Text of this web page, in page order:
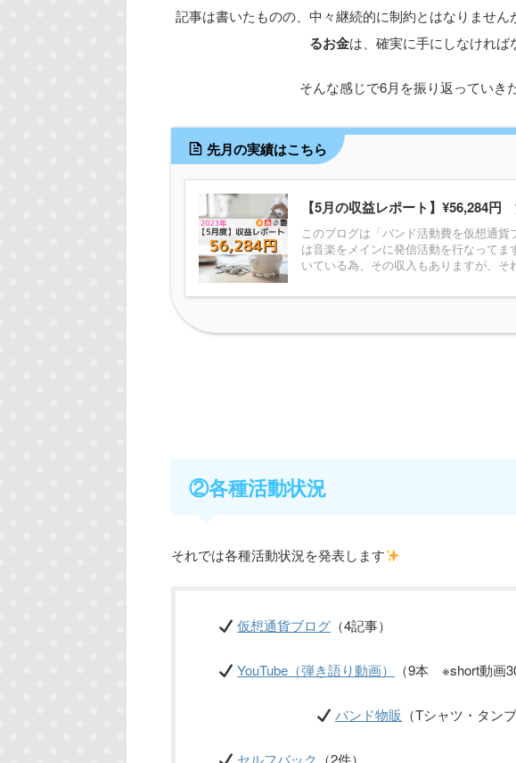
記事は書いたものの、中々継続的に制約とはなりません
るお金は、確実に手にしなければ
そんな感じで6月を振り返っていき
先月の実績はこちら
【5月の収益レポート】¥56,284円
このブログは「バンド活動費を仮想通
は音楽をメインに発信活動を行なってま
いている為、その収入もありますが、そ
②各種活動状況
それでは各種活動状況を発表します
仮想通貨ブログ （4記事）
YouTube（弾き語り動画） （9本 ※short動画
バンド物販 （Tシャツ・タン
セルフバック （2件）